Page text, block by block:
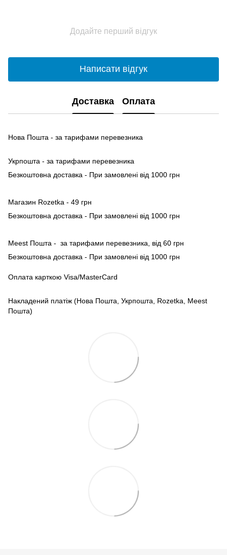
Додайте перший відгук
Написати відгук
Доставка Оплата
Нова Пошта - за тарифами перевезника
Укрпошта - за тарифами перевезника
Безкоштовна доставка - При замовлені від 1000 грн
Магазин Rozetka - 49 грн
Безкоштовна доставка - При замовлені від 1000 грн
Meest Пошта - за тарифами перевезника, від 60 грн
Безкоштовна доставка - При замовлені від 1000 грн
Оплата карткою Visa/MasterCard
Накладений платіж (Нова Пошта, Укрпошта, Rozetka, Meest
Пошта)